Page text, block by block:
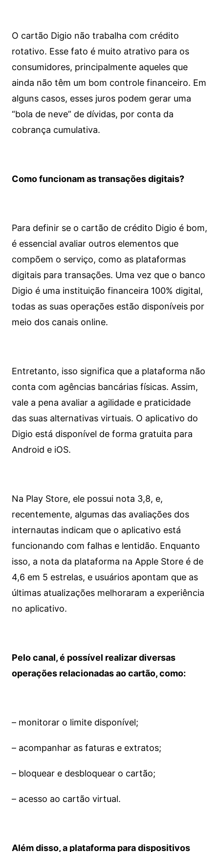
O cartão Digio não trabalha com crédito
rotativo. Esse fato é muito atrativo para os
consumidores, principalmente aqueles que
ainda não têm um bom controle financeiro. Em
alguns casos, esses juros podem gerar uma
“bola de neve” de dívidas, por conta da
cobrança cumulativa.
Como funcionam as transações digitais?
Para definir se o cartão de crédito Digio é bom,
é essencial avaliar outros elementos que
compõem o serviço, como as plataformas
digitais para transações. Uma vez que o banco
Digio é uma instituição financeira 100% digital,
todas as suas operações estão disponíveis por
meio dos canais online.
Entretanto, isso significa que a plataforma não
conta com agências bancárias físicas. Assim,
vale a pena avaliar a agilidade e praticidade
das suas alternativas virtuais. O aplicativo do
Digio está disponível de forma gratuita para
Android e iOS.
Na Play Store, ele possui nota 3,8, e,
recentemente, algumas das avaliações dos
internautas indicam que o aplicativo está
funcionando com falhas e lentidão. Enquanto
isso, a nota da plataforma na Apple Store é de
4,6 em 5 estrelas, e usuários apontam que as
últimas atualizações melhoraram a experiência
no aplicativo.
Pelo canal, é possível realizar diversas
operações relacionadas ao cartão, como:
– monitorar o limite disponível;
– acompanhar as faturas e extratos;
– bloquear e desbloquear o cartão;
– acesso ao cartão virtual.
Além disso, a plataforma para dispositivos